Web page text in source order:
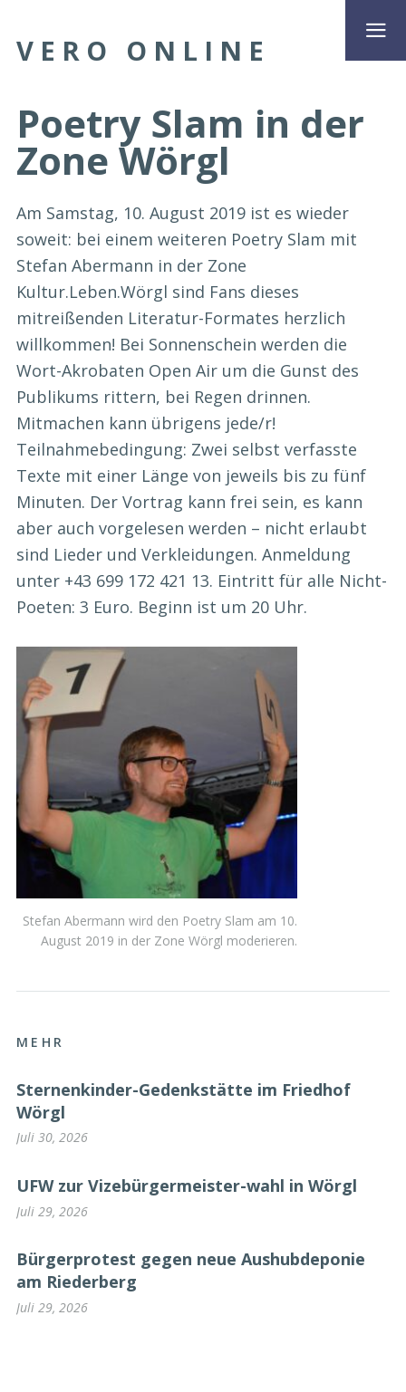
VERO ONLINE
Poetry Slam in der
Zone Wörgl
Am Samstag, 10. August 2019 ist es wieder
soweit: bei einem weiteren Poetry Slam mit
Stefan Abermann in der Zone
Kultur.Leben.Wörgl sind Fans dieses
mitreißenden Literatur-Formates herzlich
willkommen! Bei Sonnenschein werden die
Wort-Akrobaten Open Air um die Gunst des
Publikums rittern, bei Regen drinnen.
Mitmachen kann übrigens jede/r!
Teilnahmebedingung: Zwei selbst verfasste
Texte mit einer Länge von jeweils bis zu fünf
Minuten. Der Vortrag kann frei sein, es kann
aber auch vorgelesen werden – nicht erlaubt
sind Lieder und Verkleidungen. Anmeldung
unter +43 699 172 421 13. Eintritt für alle Nicht-
Poeten: 3 Euro. Beginn ist um 20 Uhr.
Stefan Abermann wird den Poetry Slam am 10.
August 2019 in der Zone Wörgl moderieren.
MEHR
Sternenkinder-Gedenkstätte im Friedhof
Wörgl
Juli 30, 2026
UFW zur Vizebürgermeister-wahl in Wörgl
Juli 29, 2026
Bürgerprotest gegen neue Aushubdeponie
am Riederberg
Juli 29, 2026